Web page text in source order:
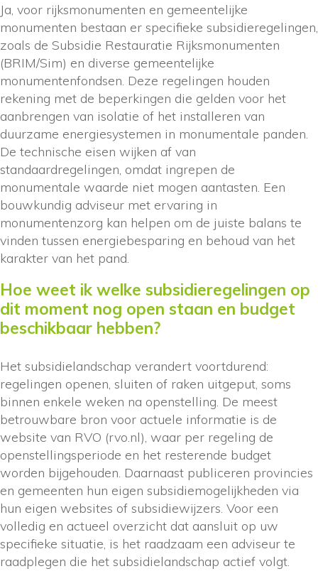
Ja, voor rijksmonumenten en gemeentelijke
monumenten bestaan er specifieke subsidieregelingen,
zoals de Subsidie Restauratie Rijksmonumenten
(BRIM/Sim) en diverse gemeentelijke
monumentenfondsen. Deze regelingen houden
rekening met de beperkingen die gelden voor het
aanbrengen van isolatie of het installeren van
duurzame energiesystemen in monumentale panden.
De technische eisen wijken af van
standaardregelingen, omdat ingrepen de
monumentale waarde niet mogen aantasten. Een
bouwkundig adviseur met ervaring in
monumentenzorg kan helpen om de juiste balans te
vinden tussen energiebesparing en behoud van het
karakter van het pand.
Hoe weet ik welke subsidieregelingen op
dit moment nog open staan en budget
beschikbaar hebben?
Het subsidielandschap verandert voortdurend:
regelingen openen, sluiten of raken uitgeput, soms
binnen enkele weken na openstelling. De meest
betrouwbare bron voor actuele informatie is de
website van RVO (rvo.nl), waar per regeling de
openstellingsperiode en het resterende budget
worden bijgehouden. Daarnaast publiceren provincies
en gemeenten hun eigen subsidiemogelijkheden via
hun eigen websites of subsidiewijzers. Voor een
volledig en actueel overzicht dat aansluit op uw
specifieke situatie, is het raadzaam een adviseur te
raadplegen die het subsidielandschap actief volgt.